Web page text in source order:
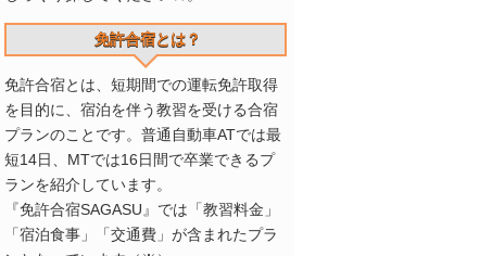
免許合宿とは？
免許合宿とは、短期間での運転免許取得
を目的に、宿泊を伴う教習を受ける合宿
プランのことです。普通自動車ATでは最
短14日、MTでは16日間で卒業できるプ
ランを紹介しています。
『免許合宿SAGASU』では「教習料金」
「宿泊食事」「交通費」が含まれたプラ